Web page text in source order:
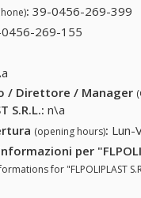
: 39-0456-269-399
269-155
/ Direttore / Manager
S.R.L.: n\a
(opening hours): Lun-
per
for "FLPOLIPLAST